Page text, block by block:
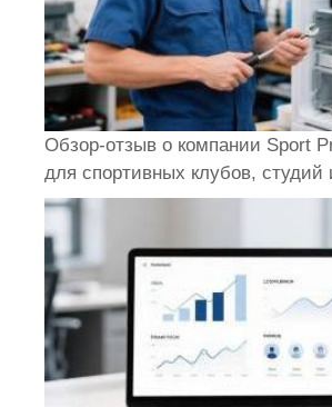
Обзор-отзыв о компании Sport
для спортивных клубов, студий